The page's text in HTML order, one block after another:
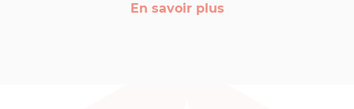
En savoir plus